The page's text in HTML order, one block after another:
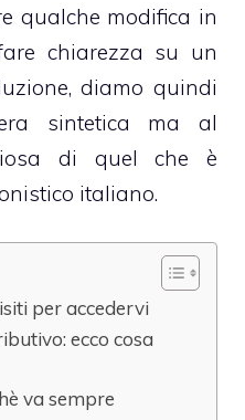
qualche modifica in
chiarezza su un
diamo quindi
sintetica ma al
di quel che è
italiano.
per accedervi
ecco cosa
va sempre